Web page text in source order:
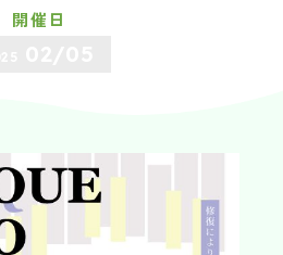
ンロード
ロード（Word）
お知らせ
NEWS
活動報告
REPORT
開催日